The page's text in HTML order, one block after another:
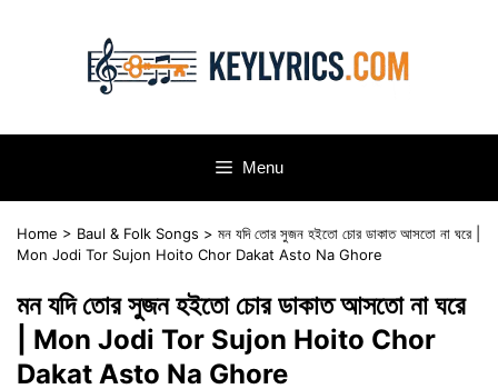
Menu
Home > Baul & Folk Songs > মন যদি তোর সুজন হইতো চোর ডাকাত আসতো না ঘরে |
Mon Jodi Tor Sujon Hoito Chor Dakat Asto Na Ghore
মন যদি তোর সুজন হইতো চোর ডাকাত আসতো না ঘরে
| Mon Jodi Tor Sujon Hoito Chor
Dakat Asto Na Ghore